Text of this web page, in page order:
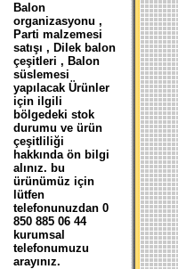
Balon
organizasyonu ,
Parti malzemesi
satışı , Dilek balon
çeşitleri , Balon
süslemesi
yapılacak Ürünler
için ilgili
bölgedeki stok
durumu ve ürün
çeşitliliği
hakkında ön bilgi
alınız. bu
ürünümüz için
lütfen
telefonunuzdan 0
850 885 06 44
kurumsal
telefonumuzu
arayınız.